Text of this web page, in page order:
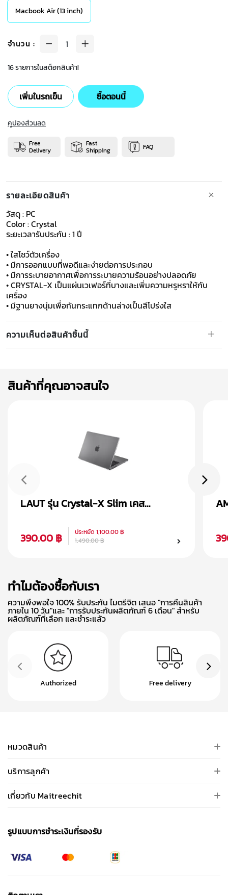
Macbook Air (13 inch)
จำนวน :
16 รายการในสต็อกสินค้า!
เพิ่มในรถเข็น ซื้อตอนนี้
คูปองส่วนลด
Free
Delivery
Fast
Shipping FAQ
รายละเอียดสินค้า
วัสดุ : PC
Color : Crystal
ระยะเวลารับประกัน : 1 ปี
• ใสโชว์ตัวเครื่อง
• มีการออกแบบที่พอดีและง่ายต่อการประกอบ
• มีการระบายอากาศเพื่อการระบายความร้อนอย่างปลอดภัย
• CRYSTAL-X เป็นแผ่นเวเฟอร์ที่บางและเพิ่มความหรูหราให้กับ
เครื่อง
​​​​​​​• มีฐานยางนุ่มเพื่อกันกระแทกด้านล่างเป็นสีโปร่งใส
ความเห็นต่อสินค้าชิ้นนี้
สินค้าที่คุณอาจสนใจ
LAUT รุ่น Crystal-X Slim เคส
390.00 ฿
ประหยัด 1,100.00 ฿
1,490.00 ฿
ทำไมต้องซื้อกับเรา
ความพึงพอใจ 100% รับประกัน ไมตรีจิต เสนอ "การคืนสินค้า
ภายใน 10 วัน"และ "การรับประกันผลิตภัณฑ์ 6 เดือน" สำหรับ
ผลิตภัณฑ์ที่เลือก และชำระแล้ว
Authorized Free delivery
หมวดสินค้า
บริการลูกค้า
เกี่ยวกับ Maitreechit
รูปแบบการชําระเงินที่รองรับ